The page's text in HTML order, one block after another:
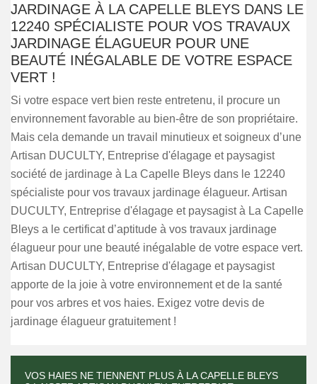
JARDINAGE À LA CAPELLE BLEYS DANS LE
12240 SPÉCIALISTE POUR VOS TRAVAUX
JARDINAGE ÉLAGUEUR POUR UNE
BEAUTÉ INÉGALABLE DE VOTRE ESPACE
VERT !
Si votre espace vert bien reste entretenu, il procure un
environnement favorable au bien-être de son propriétaire.
Mais cela demande un travail minutieux et soigneux d’une
Artisan DUCULTY, Entreprise d'élagage et paysagist
société de jardinage à La Capelle Bleys dans le 12240
spécialiste pour vos travaux jardinage élagueur. Artisan
DUCULTY, Entreprise d'élagage et paysagist à La Capelle
Bleys a le certificat d’aptitude à vos travaux jardinage
élagueur pour une beauté inégalable de votre espace vert.
Artisan DUCULTY, Entreprise d'élagage et paysagist
apporte de la joie à votre environnement et de la santé
pour vos arbres et vos haies. Exigez votre devis de
jardinage élagueur gratuitement !
VOS HAIES NE TIENNENT PLUS À LA CAPELLE BLEYS